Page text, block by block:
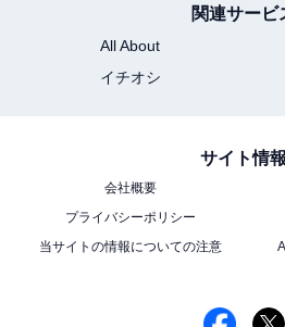
関連サービ
All About
イチオシ
サイト情報
会社概要
プライバシーポリシー
当サイトの情報についての注意